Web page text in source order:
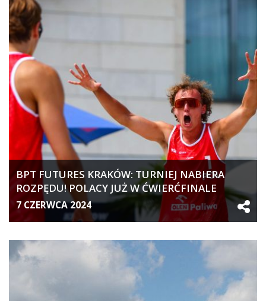
BPT FUTURES KRAKÓW: TURNIEJ NABIERA
ROZPĘDU! POLACY JUŻ W ĆWIERĆFINALE
7 CZERWCA 2024